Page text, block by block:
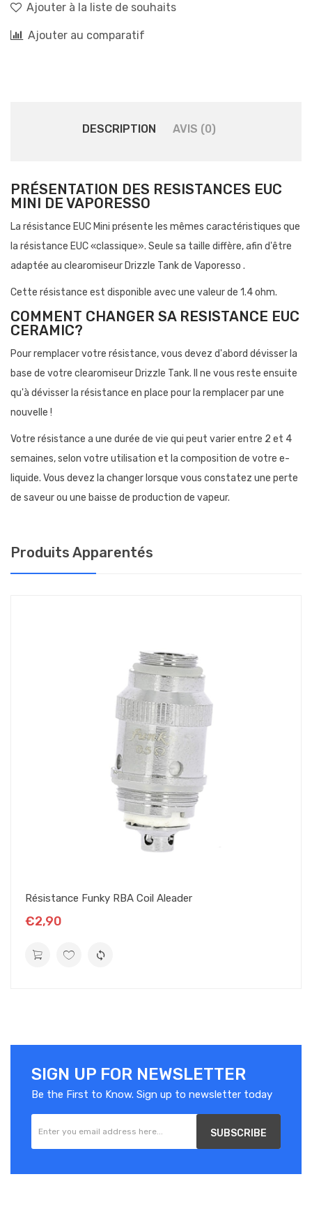
Ajouter à la liste de souhaits
Ajouter au comparatif
DESCRIPTION AVIS (0)
PRÉSENTATION DES RESISTANCES EUC
MINI DE VAPORESSO
La résistance EUC Mini présente les mêmes caractéristiques que
la résistance EUC «classique». Seule sa taille diffère, afin d'être
adaptée au clearomiseur Drizzle Tank de Vaporesso .
Cette résistance est disponible avec une valeur de 1.4 ohm.
COMMENT CHANGER SA RESISTANCE EUC
CERAMIC?
Pour remplacer votre résistance, vous devez d'abord dévisser la
base de votre clearomiseur Drizzle Tank. Il ne vous reste ensuite
qu'à dévisser la résistance en place pour la remplacer par une
nouvelle !
Votre résistance a une durée de vie qui peut varier entre 2 et 4
semaines, selon votre utilisation et la composition de votre e-
liquide. Vous devez la changer lorsque vous constatez une perte
de saveur ou une baisse de production de vapeur.
Produits Apparentés
Résistance Funky RBA Coil Aleader
€2,90
SIGN UP FOR NEWSLETTER
Be the First to Know. Sign up to newsletter today
SUBSCRIBE